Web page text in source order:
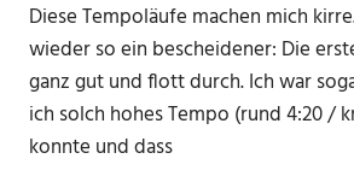
Diese Tempoläufe machen mich
wieder so ein bescheidener: Die
ganz gut und flott durch. Ich war
ich solch hohes Tempo (rund 4:20 /
konnte und dass